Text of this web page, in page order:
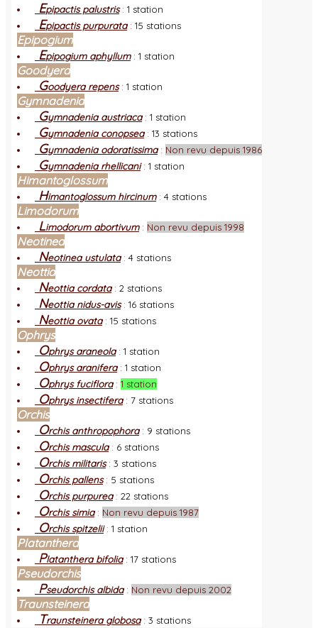
Epipactis palustris: 1 station
Epipactis purpurata: 15 stations
Epipogium
Epipogium aphyllum: 1 station
Goodyera
Goodyera repens: 1 station
Gymnadenia
Gymnadenia austriaca: 1 station
Gymnadenia conopsea: 13 stations
Gymnadenia odoratissima: Non revu depuis 1986
Gymnadenia rhellicani: 1 station
Himantoglossum
Himantoglossum hircinum: 4 stations
Limodorum
Limodorum abortivum: Non revu depuis 1998
Neotinea
Neotinea ustulata: 4 stations
Neottia
Neottia cordata: 2 stations
Neottia nidus-avis: 16 stations
Neottia ovata: 15 stations
Ophrys
Ophrys araneola: 1 station
Ophrys aranifera: 1 station
Ophrys fuciflora: 1 station
Ophrys insectifera: 7 stations
Orchis
Orchis anthropophora: 9 stations
Orchis mascula: 6 stations
Orchis militaris: 3 stations
Orchis pallens: 5 stations
Orchis purpurea: 22 stations
Orchis simia: Non revu depuis 1987
Orchis spitzelii: 1 station
Platanthera
Platanthera bifolia: 17 stations
Pseudorchis
Pseudorchis albida: Non revu depuis 2002
Traunsteinera
Traunsteinera globosa: 3 stations